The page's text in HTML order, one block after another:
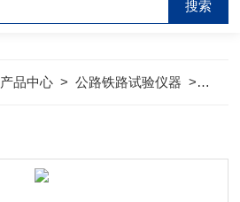
产品中心 >公路铁路试验仪器 > 路面